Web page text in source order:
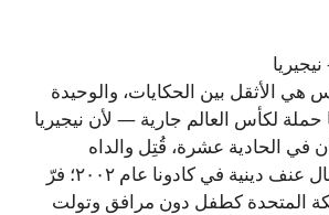
هي الأثقل بين الحكايات، والوحيدة
لكأس العالم جارية — لأن نيجيريا
في الحادية عشرة، قُتِل والداه
المبشران في أعمال عنف دينية في كادونا عام ٢٠٠٢؛ فرّ
المتحدة كطفل دون مرافق وتولت